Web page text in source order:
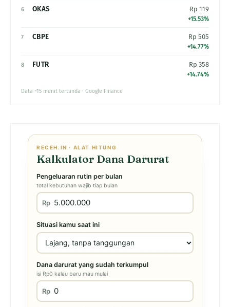
6 OKAS Rp 119
+15.53%
7 CBPE Rp 505
+14.77%
8 FUTR Rp 358
+14.74%
Data ~15 menit tertunda · Google Finance
RECEH.IN · ALAT HITUNG
Kalkulator Dana Darurat
Pengeluaran rutin per bulan
total kebutuhan wajib tiap bulan
Rp
Situasi kamu saat ini
Dana darurat yang sudah terkumpul
isi Rp0 kalau baru mau mulai
Rp